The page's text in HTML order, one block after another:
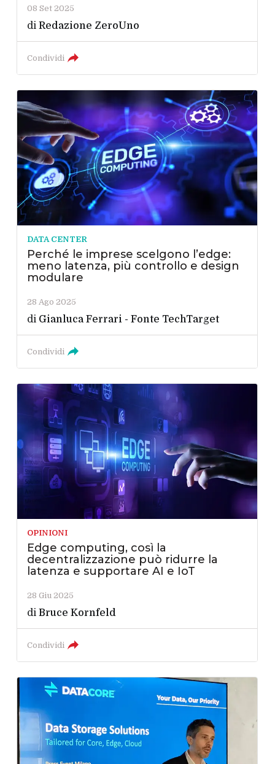
08 Set 2025
diRedazione ZeroUno
Condividi
DATA CENTER
Perché le imprese scelgono l’edge:
meno latenza, più controllo e design
modulare
28 Ago 2025
di Gianluca Ferrari - Fonte TechTarget
Condividi
OPINIONI
Edge computing, così la
decentralizzazione può ridurre la
latenza e supportare AI e IoT
28 Giu 2025
diBruce Kornfeld
Condividi